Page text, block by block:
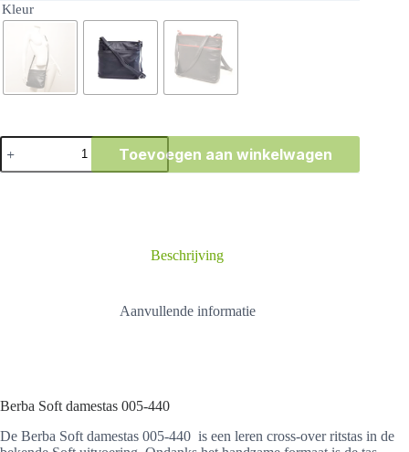
Kleur
Berba
Soft
damestas
Toevoegen aan winkelwagen
Beschrijving
Aanvullende informatie
Berba Soft damestas 005-440
De Berba Soft damestas 005-440 is een leren cross-over ritstas in de